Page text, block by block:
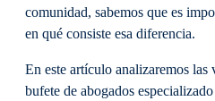
comunidad, sabemos que es
en qué consiste esa diferencia.
En este artículo analizaremos las
bufete de abogados